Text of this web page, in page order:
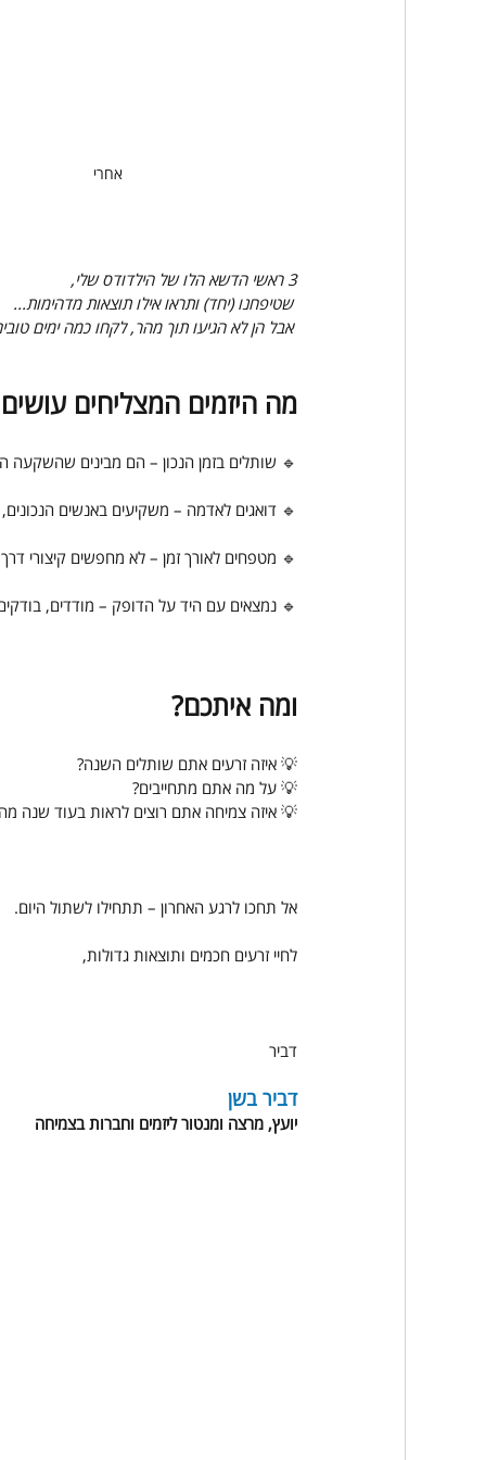
אחרי
3 ראשי הדשא הלו של הילדודס שלי,
שטיפחנו (יחד) ותראו אילו תוצאות מדהימות...
אבל הן לא הגיעו תוך מהר, לקחו כמה ימים טובים.
מה היזמים המצליחים
🔹 שותלים בזמן הנכון – הם מבינים שהשקעה
🔹 דואגים לאדמה – משקיעים באנשים הנכונים,
🔹 מטפחים לאורך זמן – לא מחפשים קיצורי
🔹 נמצאים עם היד על הדופק – מודדים,
ומה איתכם?
💡 איזה זרעים אתם שותלים השנה?
💡 על מה אתם מתחייבים?
💡 איזה צמיחה אתם רוצים לראות בעוד שנה
אל תחכו לרגע האחרון – תתחילו לשתול היום.
לחיי זרעים חכמים ותוצאות גדולות,
דביר
דביר בשן
יועץ, מרצה ומנטור ליזמים וחברות בצמיחה